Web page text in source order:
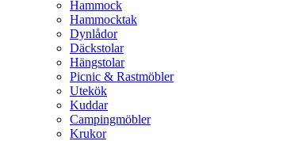
Hammock
Hammocktak
Dynlådor
Däckstolar
Hängstolar
Picnic & Rastmöbler
Utekök
Kuddar
Campingmöbler
Krukor